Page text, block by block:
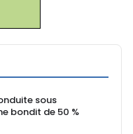
sous
bondit de 50 %